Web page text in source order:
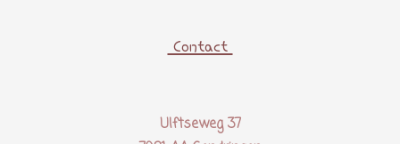
Contact
Ulftseweg 37